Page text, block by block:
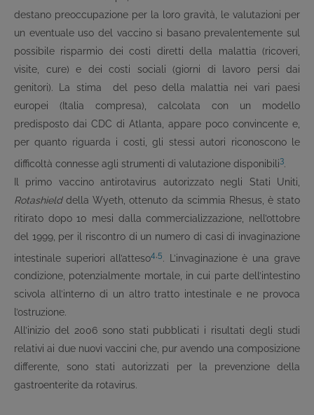
destano preoccupazione per la loro gravità, le valutazioni per
un eventuale uso del vaccino si basano prevalentemente sul
possibile risparmio dei costi diretti della malattia (ricoveri,
visite, cure) e dei costi sociali (giorni di lavoro persi dai
genitori). La stima del peso della malattia nei vari paesi
europei (Italia compresa), calcolata con un modello
predisposto dai CDC di Atlanta, appare poco convincente e,
per quanto riguarda i costi, gli stessi autori riconoscono le
difficoltà connesse agli strumenti di valutazione disponibili3.
Il primo vaccino antirotavirus autorizzato negli Stati Uniti,
Rotashielddella Wyeth, ottenuto da scimmia Rhesus, è stato
ritirato dopo 10 mesi dalla commercializzazione, nell’ottobre
del 1999, per il riscontro di un numero di casi di invaginazione
intestinale superiori all’atteso4 5. L’invaginazione è una grave
condizione, potenzialmente mortale, in cui parte dell’intestino
scivola all’interno di un altro tratto intestinale e ne provoca
l’ostruzione.
All’inizio del 2006 sono stati pubblicati i risultati degli studi
relativi ai due nuovi vaccini che, pur avendo una composizione
differente, sono stati autorizzati per la prevenzione della
gastroenterite da rotavirus.